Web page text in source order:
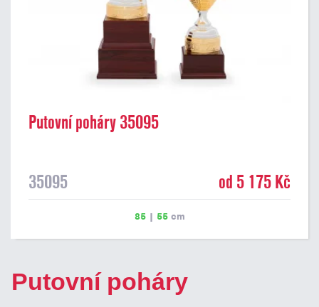
Putovní poháry 35095
35095 od 5 175 Kč
85| 55cm
Putovní poháry